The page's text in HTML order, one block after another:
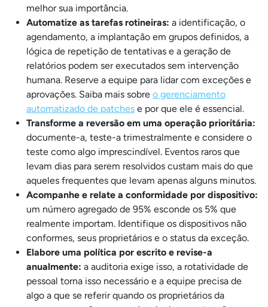
melhor sua importância.
Automatize as tarefas rotineiras: a identificação, o
agendamento, a implantação em grupos definidos, a
lógica de repetição de tentativas e a geração de
relatórios podem ser executados sem intervenção
humana. Reserve a equipe para lidar com exceções e
aprovações. Saiba mais sobre o gerenciamento
automatizado de patches e por que ele é essencial.
Transforme a reversão em uma operação prioritária:
documente-a, teste-a trimestralmente e considere o
teste como algo imprescindível. Eventos raros que
levam dias para serem resolvidos custam mais do que
aqueles frequentes que levam apenas alguns minutos.
Acompanhe e relate a conformidade por dispositivo:
um número agregado de 95% esconde os 5% que
realmente importam. Identifique os dispositivos não
conformes, seus proprietários e o status da exceção.
Elabore uma política por escrito e revise-a
anualmente: a auditoria exige isso, a rotatividade de
pessoal torna isso necessário e a equipe precisa de
algo a que se referir quando os proprietários da